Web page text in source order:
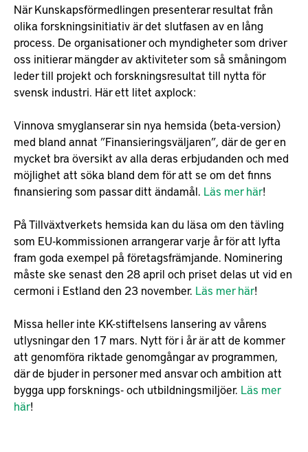
När Kunskapsförmedlingen presenterar resultat från
olika forskningsinitiativ är det slutfasen av en lång
process. De organisationer och myndigheter som driver
oss initierar mängder av aktiviteter som så småningom
leder till projekt och forskningsresultat till nytta för
svensk industri. Här ett litet axplock:
Vinnova smyglanserar sin nya hemsida (beta-version)
med bland annat ”Finansieringsväljaren”, där de ger en
mycket bra översikt av alla deras erbjudanden och med
möjlighet att söka bland dem för att se om det finns
finansiering som passar ditt ändamål. Läs mer här!
På Tillväxtverkets hemsida kan du läsa om den tävling
som EU-kommissionen arrangerar varje år för att lyfta
fram goda exempel på företagsfrämjande. Nominering
måste ske senast den 28 april och priset delas ut vid en
cermoni i Estland den 23 november. Läs mer här!
Missa heller inte KK-stiftelsens lansering av vårens
utlysningar den 17 mars. Nytt för i år är att de kommer
att genomföra riktade genomgångar av programmen,
där de bjuder in personer med ansvar och ambition att
bygga upp forsknings- och utbildningsmiljöer. Läs mer
här!